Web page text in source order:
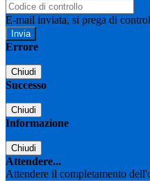
E-mail inviata, si prega di
Errore
Chiudi
Successo
Chiudi
Informazione
Chiudi
Attendere...
Attendere il completamento